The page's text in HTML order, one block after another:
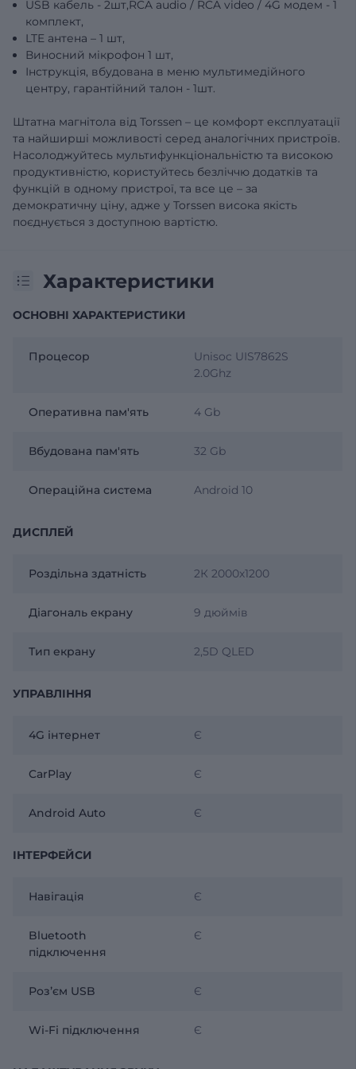
USB кабель - 2шт,RCA audio / RCA video / 4G модем - 1
комплект,
LTE антена – 1 шт,
Виносний мікрофон 1 шт,
Інструкція, вбудована в меню мультимедійного
центру, гарантійний талон - 1шт.
Штатна магнітола від Torssen – це комфорт експлуатації
та найширші можливості серед аналогічних пристроїв.
Насолоджуйтесь мультифункціональністю та високою
продуктивністю, користуйтесь безліччю додатків та
функцій в одному пристрої, та все це – за
демократичну ціну, адже у Torssen висока якість
поєднується з доступною вартістю.
Характеристики
ОСНОВНІ ХАРАКТЕРИСТИКИ
Процесор
Unisoc UIS7862S
2.0Ghz
Оперативна пам'ять 4 Gb
Вбудована пам'ять 32 Gb
Операційна система Android 10
ДИСПЛЕЙ
Роздільна здатність 2К 2000х1200
Діагональ екрану 9 дюймів
Тип екрану 2,5D QLED
УПРАВЛІННЯ
4G інтернет Є
CarPlay Є
Android Auto Є
ІНТЕРФЕЙСИ
Навігація Є
Bluetooth
підключення
Є
Розʼєм USB Є
Wi-Fi підключення Є